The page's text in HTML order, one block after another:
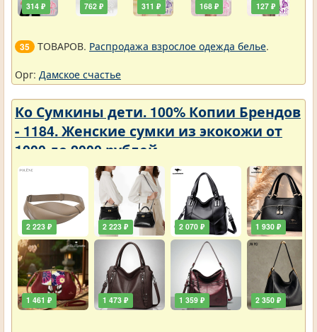
314 ₽ 762 ₽ 311 ₽ 168 ₽ 127 ₽
35 ТОВАРОВ. Распродажа взрослое одежда белье.
Орг: Дамское счастье
Ко Сумкины дети. 100% Копии Брендов
- 1184. Женские сумки из экокожи от
1000 до 2000 рублей
2 223 ₽
1 461 ₽
2 223 ₽
1 473 ₽
2 070 ₽
1 359 ₽
1 930 ₽
2 350 ₽